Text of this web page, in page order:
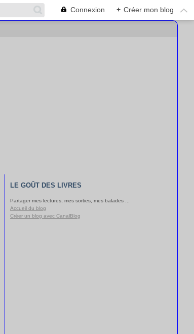
Connexion + Créer mon blog
LE GOÛT DES LIVRES
Partager mes lectures, mes sorties, mes balades ...
Accueil du blog
Créer un blog avec CanalBlog